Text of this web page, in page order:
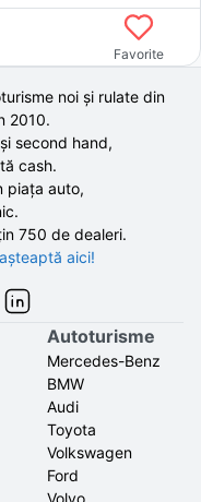
Favorite
noi și rulate din
2010.
second hand,
cash.
piața auto,
750 de dealeri.
aici!
Autoturisme
Mercedes-Benz
BMW
Audi
Toyota
Volkswagen
Ford
Volvo